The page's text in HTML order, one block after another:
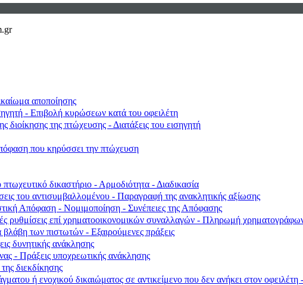
αποποίησης
- Επιβολή κυρώσεων κατά του οφειλέτη
της πτώχευσης - Διατάξεις του εισηγητή
που κηρύσσει την πτώχευση
δικαστήριο - Αρμοδιότητα - Διαδικασία
του αντισυμβαλλομένου - Παραγραφή της ανακλητικής αξίωσης
Απόφαση - Νομιμοποίηση - Συνέπειες της Απόφασης
ρυθμίσεις επί χρηματοοικονομικών συναλλαγών - Πληρωμή
των πιστωτών - Εξαιρούμενες πράξεις
δυνητικής ανάκλησης
- Πράξεις υποχρεωτικής ανάκλησης
διεκδίκησης
ή ενοχικού δικαιώματος σε αντικείμενο που δεν ανήκει στον οφειλέτη